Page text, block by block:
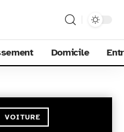
Domicile
VOITURE